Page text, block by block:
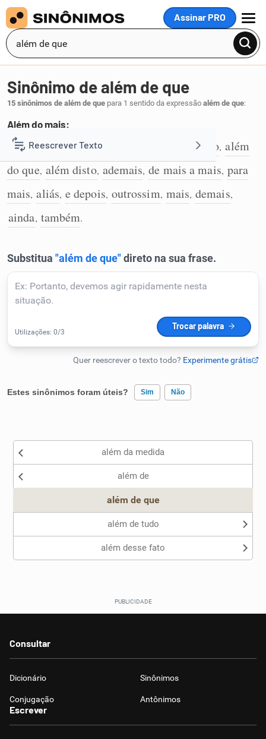
Assinar PRO
MENU
Reescrever Texto
Resumir Texto
Corrigir Texto
Humanizador de IA
Cata-letras
Sinônimos
Sinônimo de além de que
15 sinônimos de além de que para 1 sentido da expressão além de que:
Além do mais:
1 além do mais,além disso além de tudo, além
do que, além disto, ademais, de mais a mais, para
mais, aliás, e depois, outrossim, mais, demais,
ainda, também.
Estes sinônimos foram úteis? Sim Não
Nenhum dos sinônimos apresentados me ajudou
além da medida
além de
além de que
além de tudo
além desse fato
Consultar
Dicionário Sinônimos
Conjugação Antônimos
Escrever